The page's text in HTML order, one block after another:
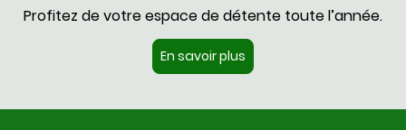
Profitez de votre espace de détente toute l’année.
En savoir plus